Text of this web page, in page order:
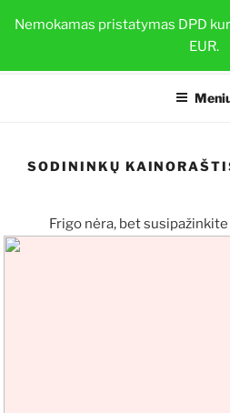
Nemokamas pristatymas DPD
EUR.
prie BRAŠKIŲ
Sveiki ir stiprūs augalai su TOP-
SODININKŲ
Frigo nėra, bet